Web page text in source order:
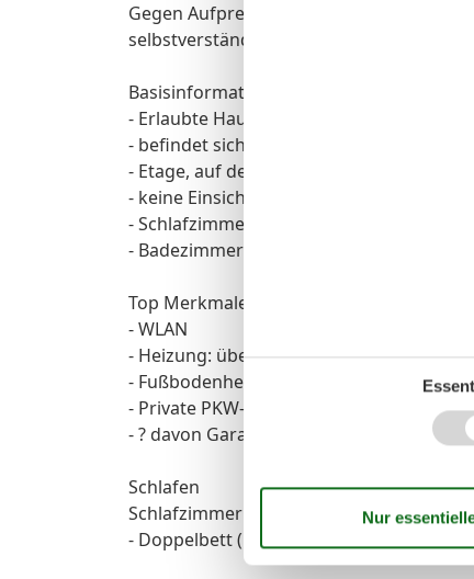
Gegen Aufpreis liegen bei Ihrer Anreise
selbstverständlich bereits mit
Basisinformationen
- Erlaubte Haustiere: 1
- befindet sich in: Anlage
- Etage, auf der sich das Objekt befindet:
- keine Einsicht von der Straße
- Schlafzimmeranzahl: 1
- Badezimmeranzahl: 1
Top Merkmale
- WLAN
- Heizung: überall
- Fußbodenheizung: überall
- Private PKW-Stellplätze insgesamt für
- ? davon Garagenstellplätze: 1
Schlafen
Schlafzimmer 1
- Doppelbett (1,80m Breite)